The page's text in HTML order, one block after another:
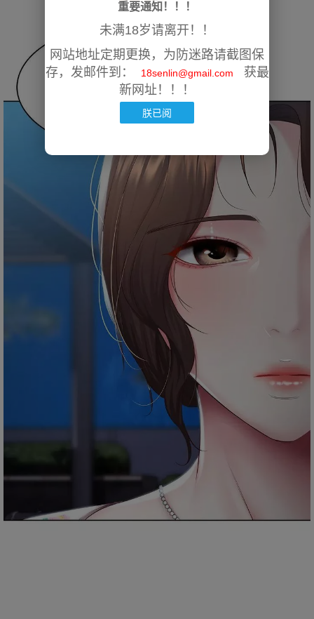
重要通知！！！
未满18岁请离开！！
网站地址定期更换，为防迷路请截图保
存，发邮件到：
18senlin@gmail.com
获最
新网址！！！
朕已阅